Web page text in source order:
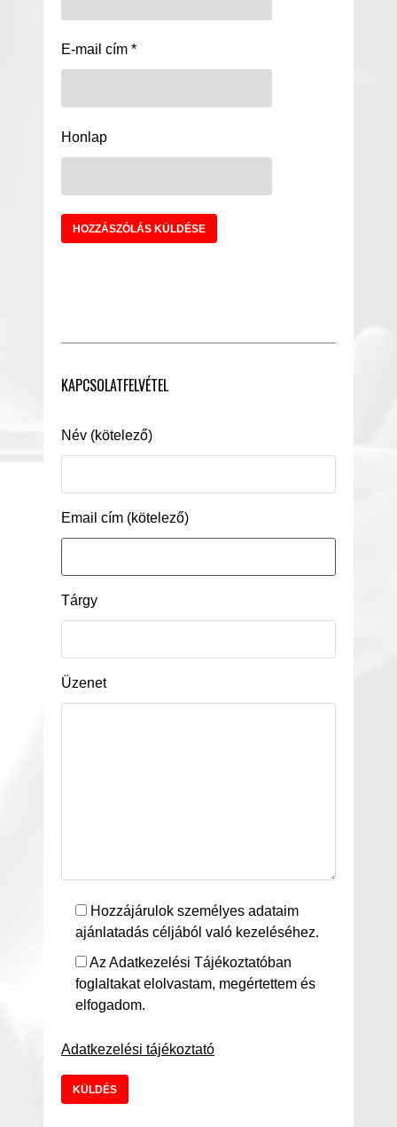
E-mail cím *
Honlap
KAPCSOLATFELVÉTEL
Név (kötelező)
Email cím (kötelező)
Tárgy
Üzenet
Hozzájárulok személyes adataim
ajánlatadás céljából való kezeléséhez.
Az Adatkezelési Tájékoztatóban
foglaltakat elolvastam, megértettem és
elfogadom.
Adatkezelési tájékoztató